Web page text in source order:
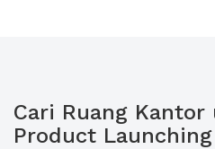
Cari Ruang
Product